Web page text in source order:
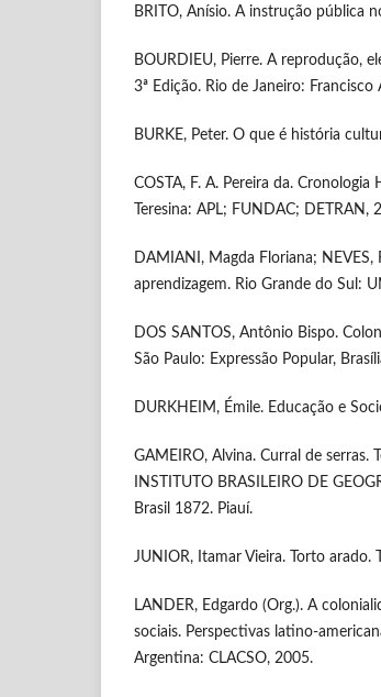
BRITO, Anísio. A instrução pública
BOURDIEU, Pierre. A reprodução,
3ª Edição. Rio de Janeiro: Francisco
BURKE, Peter. O que é história
COSTA, F. A. Pereira da.
Teresina: APL; FUNDAC; DETRAN,
DAMIANI, Magda Floriana; NEVES,
aprendizagem. Rio Grande do Sul:
DOS SANTOS, Antônio Bispo.
São Paulo: Expressão Popular,
DURKHEIM, Émile. Educação e
GAMEIRO, Alvina. Curral de serras.
INSTITUTO BRASILEIRO DE
Brasil 1872. Piauí.
JUNIOR, Itamar Vieira. Torto arado.
LANDER, Edgardo (Org.). A
sociais. Perspectivas latino-
Argentina: CLACSO, 2005.